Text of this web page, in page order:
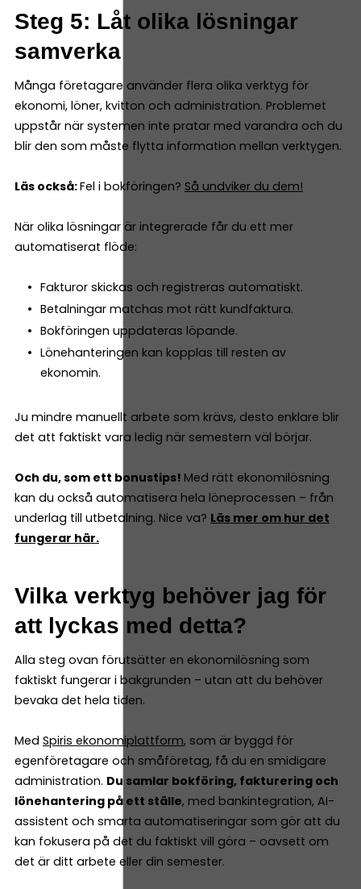
Steg 5: Låt olika lösningar
samverka
Många företagare använder flera olika verktyg för
ekonomi, löner, kvitton och administration. Problemet
uppstår när systemen inte pratar med varandra och du
blir den som måste flytta information mellan verktygen.
Läs också:Fel i bokföringen? Så undviker du dem!
När olika lösningar är integrerade får du ett mer
automatiserat flöde:
Fakturor skickas och registreras automatiskt.
Betalningar matchas mot rätt kundfaktura.
Bokföringen uppdateras löpande.
Lönehanteringen kan kopplas till resten av
ekonomin.
Ju mindre manuellt arbete som krävs, desto enklare blir
det att faktiskt vara ledig när semestern väl börjar.
Och du, som ett bonustips! Med rätt ekonomilösning
kan du också automatisera hela löneprocessen – från
underlag till utbetalning. Nice va? Läs mer om hur det
fungerar här.
Vilka verktyg behöver jag för
att lyckas med detta?
Alla steg ovan förutsätter en ekonomilösning som
faktiskt fungerar i bakgrunden – utan att du behöver
bevaka det hela tiden.
Med Spiris ekonomiplattform, som är byggd för
egenföretagare och småföretag, få du en smidigare
administration. Du samlar bokföring, fakturering och
lönehantering på ett ställe, med bankintegration, AI-
assistent och smarta automatiseringar som gör att du
kan fokusera på det du faktiskt vill göra – oavsett om
det är ditt arbete eller din semester.